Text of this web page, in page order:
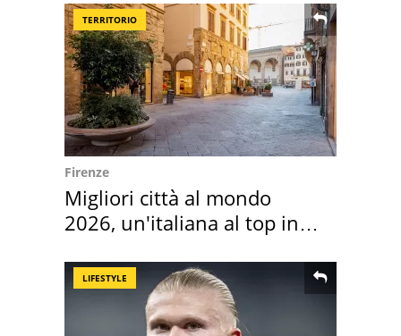
TERRITORIO
Firenze
Migliori città al mondo
2026, un'italiana al top in
LIFESTYLE